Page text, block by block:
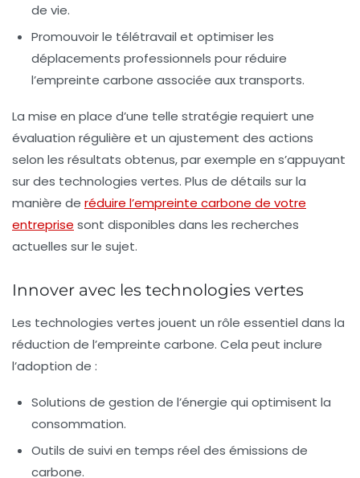
de vie.
Promouvoir le télétravail et optimiser les
déplacements professionnels pour réduire
l’empreinte carbone associée aux transports.
La mise en place d’une telle stratégie requiert une
évaluation régulière et un ajustement des actions
selon les résultats obtenus, par exemple en s’appuyant
sur des technologies vertes. Plus de détails sur la
manière de réduire l’empreinte carbone de votre
entreprise sont disponibles dans les recherches
actuelles sur le sujet.
Innover avec les technologies vertes
Les technologies vertes jouent un rôle essentiel dans la
réduction de l’empreinte carbone. Cela peut inclure
l’adoption de :
Solutions de gestion de l’énergie qui optimisent la
consommation.
Outils de suivi en temps réel des émissions de
carbone.